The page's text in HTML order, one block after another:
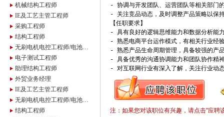
机械结构工程师
IE及工艺主管工程师
采购工程师
结构工程师
无刷电机电控工程师/电池包和电池包管理
电子测试工程师
助理结构工程师
外贸业务经理
IE及工艺主管工程师
无刷电机电控工程师/电池包和电池包管理
结构工程师
- 协调与开发团队、运营团队等相关部门
- 关注竞品动态，及时调整产品策略以保
【任职要求】
- 具有良好的逻辑思维能力和数据分析能
- 熟悉电商平台运作模式，有相关行业经
- 熟悉产品生命周期管理，具备较强的产
- 具备优秀的沟通协调能力和团队协作精
- 对互联网行业有深入了解，关注行业动
注：如果您对该职位有兴趣，请点击"应聘